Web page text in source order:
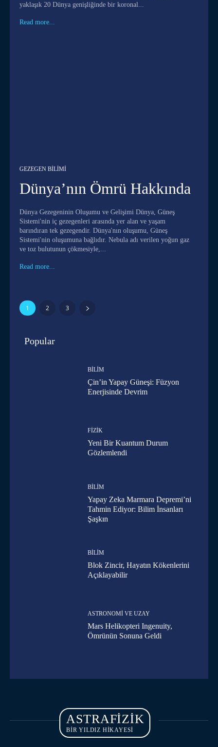
yaklaşık 20 Dünya genişliğinde bir koronal...
Read more...
GEZEGEN BILIMI
Dünya’nın Ömrü Hakkında
Dünya Gezegeninin Oluşumu ve Gelişimi Dünya, Güneş
Sistemi'nin iç gezegenleri arasında yer alan ve yaşam
barındıran tek gezegendir. Dünya'nın oluşumu, Güneş
Sistemi'nin oluşumuna bağlıdır. Nebula adı verilen yoğun gaz
ve toz bulutunun çökmesiyle,...
Read more...
1 2 3
Popular
BILIM
Çin’in Yapay Güneşi: Füzyon
Enerjisinde Devrim
FIZIK
Yeni Bir Kuantum Durum
Gözlemlendi
BILIM
Yapay Zeka Marmara Depremi’ni
Tahmin Ediyor: Bilim İnsanları
Şaşkın
BILIM
Blok Zincir, Hayatın Kökenlerini
Açıklayabilir
ASTRONOMI VE UZAY
Mars Helikopteri Ingenuity,
Ömrünün Sonuna Geldi
ASTRAFIZIK
BİR YILDIZ HİKAYESİ